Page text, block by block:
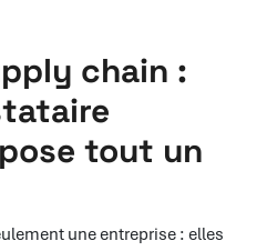
chain :
tout un
une entreprise : elles